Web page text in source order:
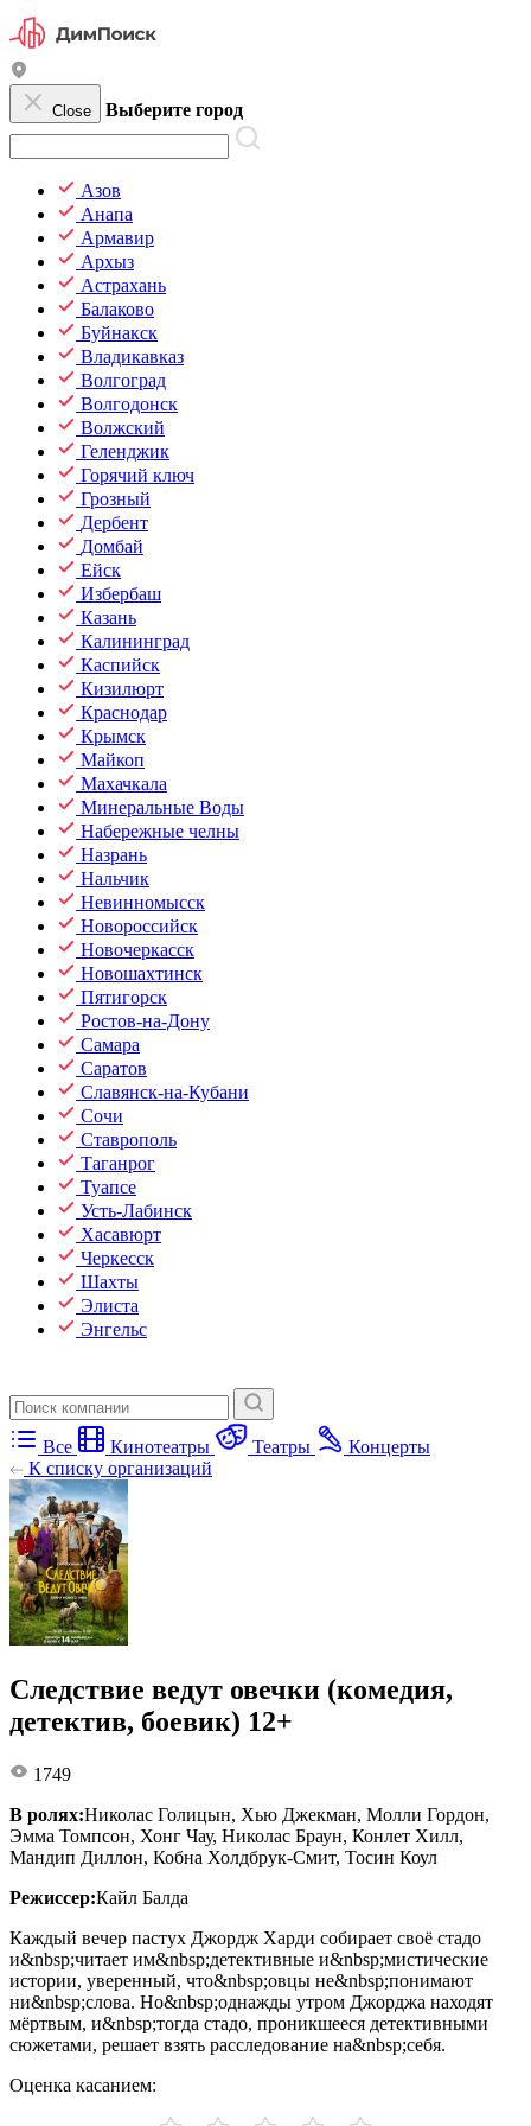
Close Выберите город
Азов
Анапа
Армавир
Архыз
Астрахань
Балаково
Буйнакск
Владикавказ
Волгоград
Волгодонск
Волжский
Геленджик
Горячий ключ
Грозный
Дербент
Домбай
Ейск
Избербаш
Казань
Калининград
Каспийск
Кизилюрт
Краснодар
Крымск
Майкоп
Махачкала
Минеральные Воды
Набережные челны
Назрань
Нальчик
Невинномысск
Новороссийск
Новочеркасск
Новошахтинск
Пятигорск
Ростов-на-Дону
Самара
Саратов
Славянск-на-Кубани
Сочи
Ставрополь
Таганрог
Туапсе
Усть-Лабинск
Хасавюрт
Черкесск
Шахты
Элиста
Энгельс
Все Кинотеатры Театры
Концерты
К списку организаций
Следствие ведут овечки (комедия,
детектив, боевик) 12+
1749
В ролях:Николас Голицын, Хью Джекман, Молли Гордон,
Эмма Томпсон, Хонг Чау, Николас Браун, Конлет Хилл,
Мандип Диллон, Кобна Холдбрук-Смит, Тосин Коул
Режиссер:Кайл Балда
Каждый вечер пастух Джордж Харди собирает своё стадо
и&nbsp;читает им&nbsp;детективные и&nbsp;мистические
истории, уверенный, что&nbsp;овцы не&nbsp;понимают
ни&nbsp;слова. Но&nbsp;однажды утром Джорджа находят
мёртвым, и&nbsp;тогда стадо, проникшееся детективными
сюжетами, решает взять расследование на&nbsp;себя.
Оценка касанием: